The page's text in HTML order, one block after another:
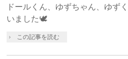
ドールくん、ゆずちゃん、ゆず
いました🕊
この記事を読む